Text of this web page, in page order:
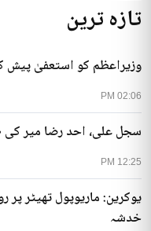
تازہ ترین
02:06 PM
وزیراعظم کو استعفیٰ پیش
12:25 PM
سجل علی، احد رضا میر کی
خدشہ